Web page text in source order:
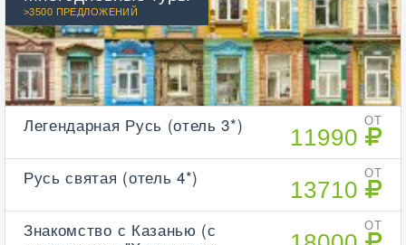
>3500 ПРЕДЛОЖЕНИЙ
ОТ
11990
Легендарная Русь (отель 3*)
ОТ
13710
Русь святая (отель 4*)
ОТ
Знакомство с Казанью (с